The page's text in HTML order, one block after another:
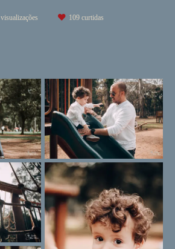
visualizações 109 curtidas